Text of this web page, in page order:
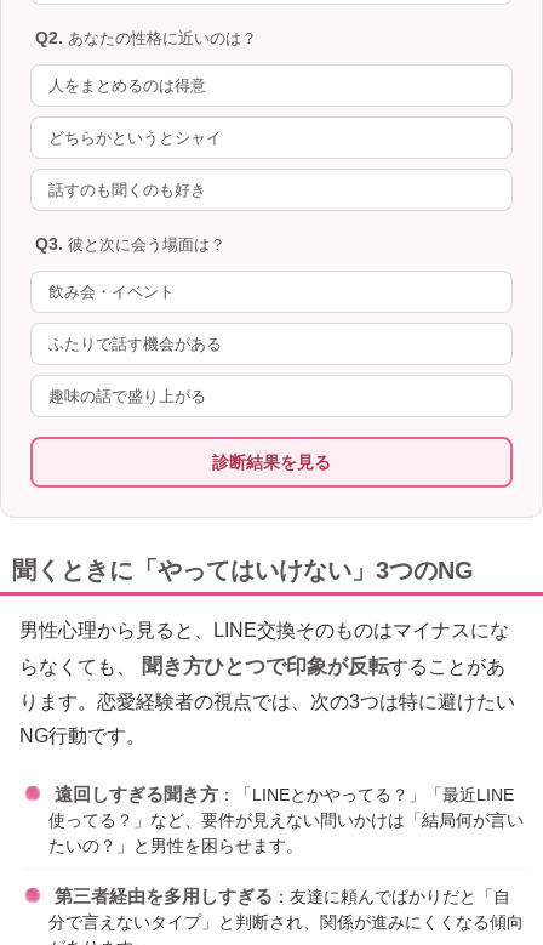
Q2. あなたの性格に近いのは？
人をまとめるのは得意
どちらかというとシャイ
話すのも聞くのも好き
Q3. 彼と次に会う場面は？
飲み会・イベント
ふたりで話す機会がある
趣味の話で盛り上がる
診断結果を見る
聞くときに「やってはいけない」3つのNG
男性心理から見ると、LINE交換そのものはマイナスにな
らなくても、
聞き方ひとつで印象が反転することがあ
ります。恋愛経験者の視点では、次の3つは特に避けたい
NG行動です。
遠回しすぎる聞き方：「LINEとかやってる？」「最近LINE
使ってる？」など、要件が見えない問いかけは「結局何が言い
たいの？」と男性を困らせます。
第三者経由を多用しすぎる ：友達に頼んでばかりだと「自
分で言えないタイプ」と判断され、関係が進みにくくなる傾向